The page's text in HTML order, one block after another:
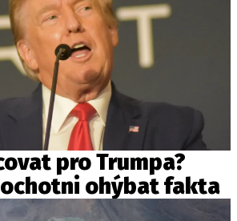
pro Trumpa?
ohýbat fakta